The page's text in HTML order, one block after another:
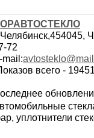
Челябинск,454045,
72
mail:
всего -
уплотнители